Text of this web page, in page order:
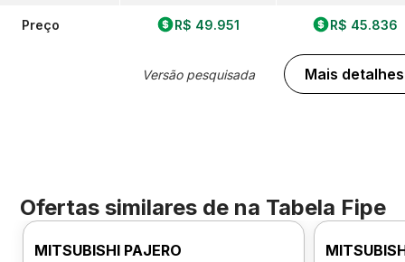
Preço R$ 49.951
Versão pesquisada
R$ 45.836
Mais detalhes
Ofertas similares de na Tabela Fipe
MITSUBISHI PAJERO